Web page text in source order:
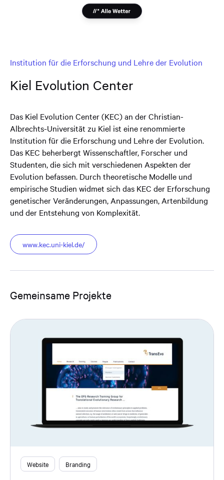
Institution für die Erforschung und Lehre der Evolution
Kiel Evolution Center
Das Kiel Evolution Center (KEC) an der Christian-
Albrechts-Universität zu Kiel ist eine renommierte
Institution für die Erforschung und Lehre der Evolution.
Das KEC beherbergt Wissenschaftler, Forscher und
Studenten, die sich mit verschiedenen Aspekten der
Evolution befassen. Durch theoretische Modelle und
empirische Studien widmet sich das KEC der Erforschung
genetischer Veränderungen, Anpassungen, Artenbildung
und der Entstehung von Komplexität.
www.kec.uni-kiel.de/
Gemeinsame Projekte
Website Branding